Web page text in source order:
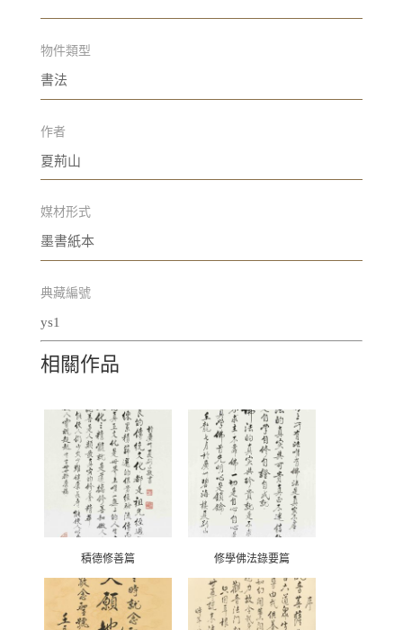
物件類型
書法
作者
夏荊山
媒材形式
墨書紙本
典藏編號
ys1
相關作品
積德修善篇 修學佛法錄要篇